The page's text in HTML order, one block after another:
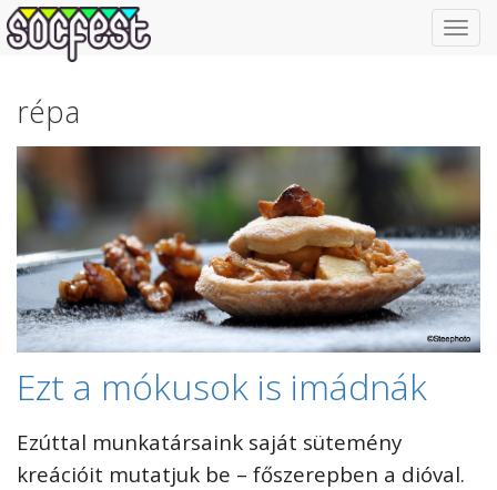
répa
Ezt a mókusok is imádnák
Ezúttal munkatársaink saját sütemény
kreációit mutatjuk be – főszerepben a dióval.